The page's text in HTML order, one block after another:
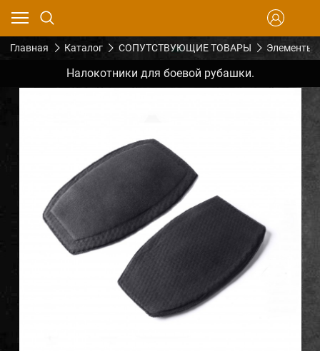
Главная Каталог СОПУТСТВУЮЩИЕ ТОВАРЫ Элементы
Налокотники для боевой рубашки.